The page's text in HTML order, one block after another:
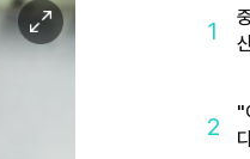
이
미
1
2
"